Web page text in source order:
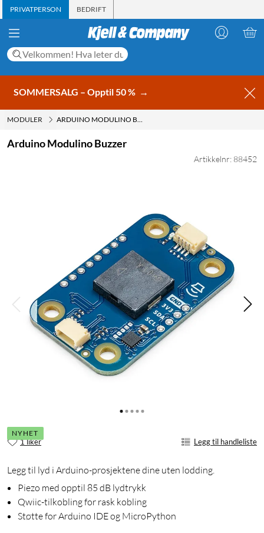
PRIVATPERSON BEDRIFT
SOMMERSALG – Opptil 50 % →
MODULER ARDUINO MODULINO BUZZER
Arduino Modulino Buzzer
Artikkelnr: 88452
NYHET
1 liker Legg til handleliste
Legg til lyd i Arduino-prosjektene dine uten lodding.
Piezo med opptil 85 dB lydtrykk
Qwiic-tilkobling for rask kobling
Støtte for Arduino IDE og MicroPython